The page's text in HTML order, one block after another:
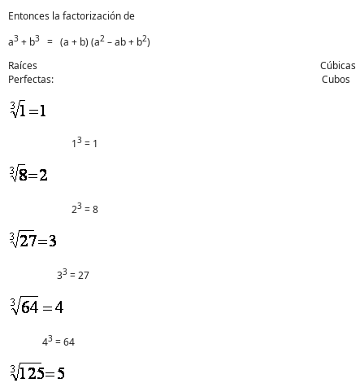
Entonces la factorización de
a3 + b3 = (a + b) (a2 – ab + b2)
Raíces Cúbicas
Perfectas: Cubos
13 = 1
23 = 8
33 = 27
43 = 64